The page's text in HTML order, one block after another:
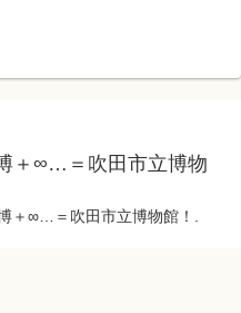
＋∞…＝吹田市立博物
＋∞…＝吹田市立博物館！.